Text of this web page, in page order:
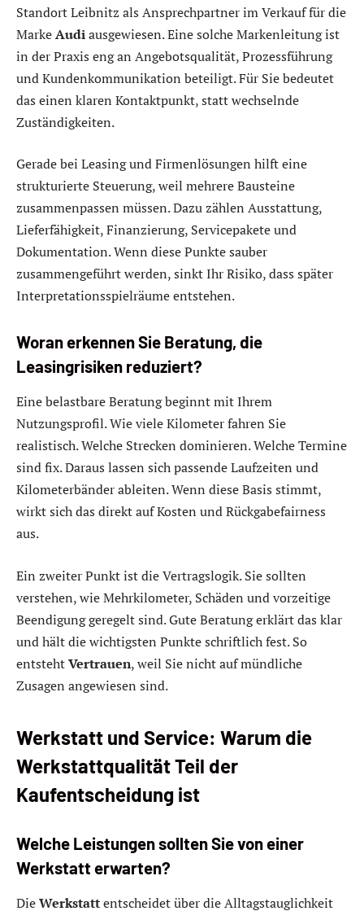
Standort Leibnitz als Ansprechpartner im Verkauf für die
MarkeAudiausgewiesen. Eine solche Markenleitung ist
in der Praxis eng an Angebotsqualität, Prozessführung
und Kundenkommunikation beteiligt. Für Sie bedeutet
das einen klaren Kontaktpunkt, statt wechselnde
Zuständigkeiten.
Gerade bei Leasing und Firmenlösungen hilft eine
strukturierte Steuerung, weil mehrere Bausteine
zusammenpassen müssen. Dazu zählen Ausstattung,
Lieferfähigkeit, Finanzierung, Servicepakete und
Dokumentation. Wenn diese Punkte sauber
zusammengeführt werden, sinkt Ihr Risiko, dass später
Interpretationsspielräume entstehen.
Woran erkennen Sie Beratung, die
Leasingrisiken reduziert?
Eine belastbare Beratung beginnt mit Ihrem
Nutzungsprofil. Wie viele Kilometer fahren Sie
realistisch. Welche Strecken dominieren. Welche Termine
sind fix. Daraus lassen sich passende Laufzeiten und
Kilometerbänder ableiten. Wenn diese Basis stimmt,
wirkt sich das direkt auf Kosten und Rückgabefairness
aus.
Ein zweiter Punkt ist die Vertragslogik. Sie sollten
verstehen, wie Mehrkilometer, Schäden und vorzeitige
Beendigung geregelt sind. Gute Beratung erklärt das klar
und hält die wichtigsten Punkte schriftlich fest. So
entstehtVertrauen, weil Sie nicht auf mündliche
Zusagen angewiesen sind.
Werkstatt und Service: Warum die
Werkstattqualität Teil der
Kaufentscheidung ist
Welche Leistungen sollten Sie von einer
Werkstatt erwarten?
DieWerkstattentscheidet über die Alltagstauglichkeit